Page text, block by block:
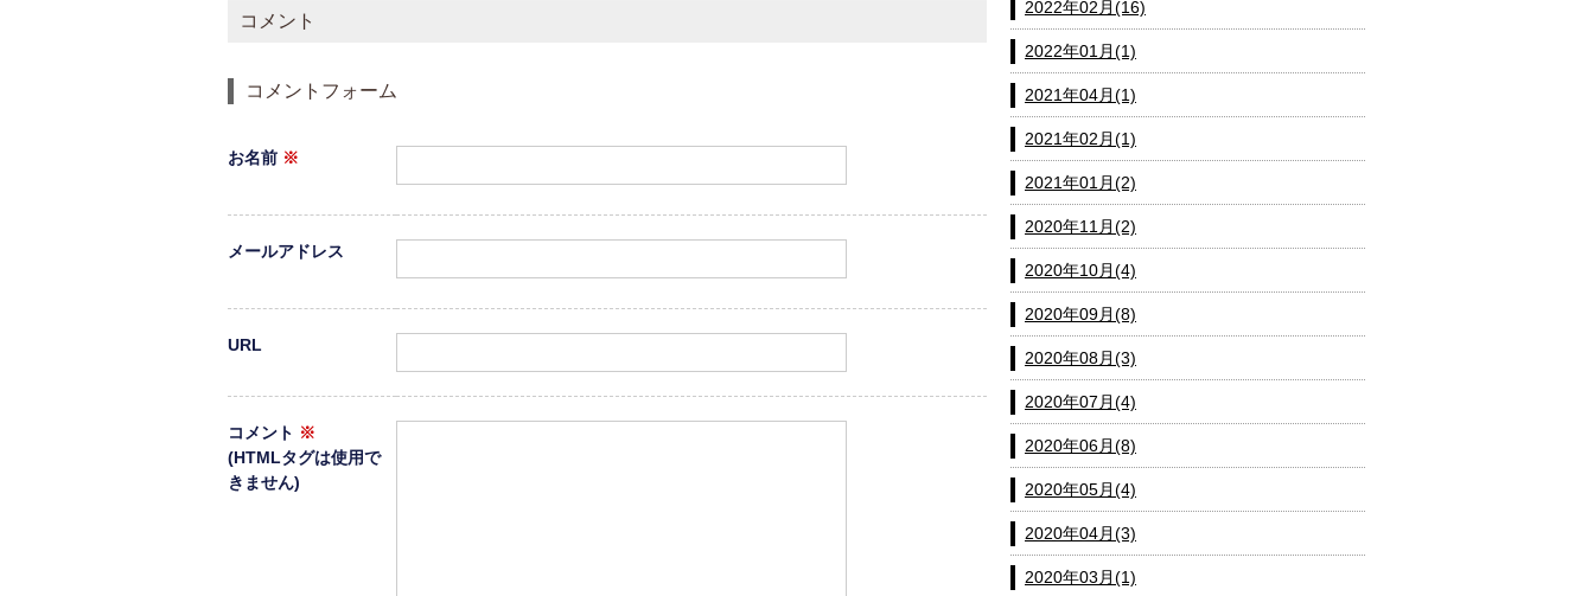
コメント
コメントフォーム
お名前 ※
メールアドレス
URL
コメント ※
(HTMLタグは使用で
きません)
2022年02月(16)
2022年01月(1)
2021年04月(1)
2021年02月(1)
2021年01月(2)
2020年11月(2)
2020年10月(4)
2020年09月(8)
2020年08月(3)
2020年07月(4)
2020年06月(8)
2020年05月(4)
2020年04月(3)
2020年03月(1)